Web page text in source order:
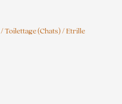
/Toilettage (Chats)/ Etrille